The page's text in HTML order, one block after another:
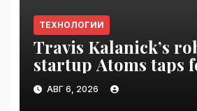
ТЕХНОЛОГИИ
Travis Kalanick’s
startup Atoms taps
Uber finance chief as
VseTime.ru
АВГ 6, 2026